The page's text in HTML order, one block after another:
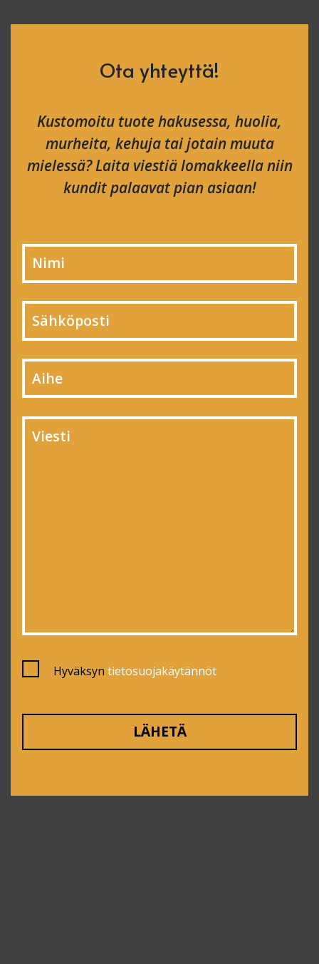
Ota yhteyttä!
Kustomoitu tuote hakusessa, huolia,
murheita, kehuja tai jotain muuta
mielessä? Laita viestiä lomakkeella niin
kundit palaavat pian asiaan!
Hyväksyn tietosuojakäytännöt